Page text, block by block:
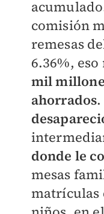
comisión
remesas
6.36%,
mil
ahorrados
donde le
mesas
matrículas